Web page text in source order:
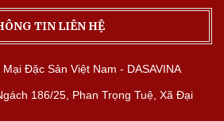
TIN LIÊN HỆ
Đặc Sản Việt Nam - DASAVINA
186/25, Phan Trọng Tuệ, Xã Đại